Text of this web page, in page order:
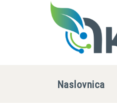
Naslovnica